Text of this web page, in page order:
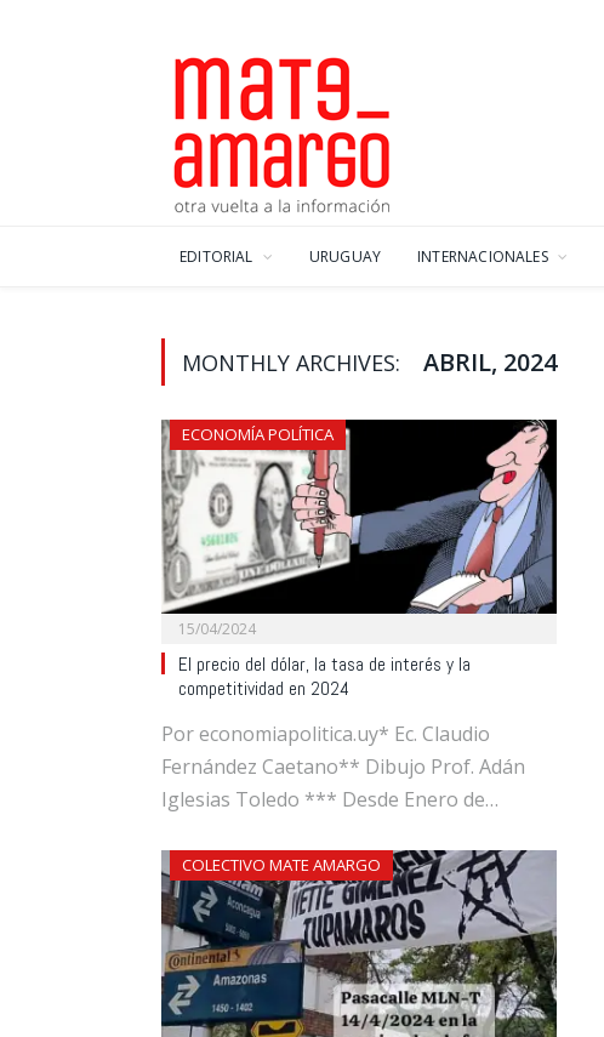
EDITORIAL URUGUAY INTERNACIONALES
MONTHLY ARCHIVES: ABRIL, 2024
ECONOMÍA POLÍTICA
15/04/2024
El precio del dólar, la tasa de interés y la
competitividad en 2024
Por economiapolitica.uy* Ec. Claudio
Fernández Caetano** Dibujo Prof. Adán
Iglesias Toledo *** Desde Enero de…
COLECTIVO MATE AMARGO